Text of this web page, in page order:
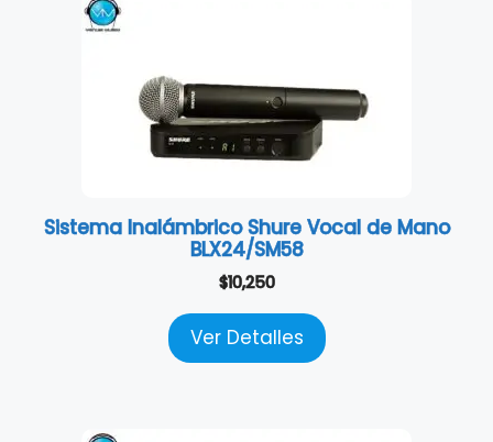
Sistema Inalámbrico Shure Vocal de Mano
BLX24/SM58
$10,250
Ver Detalles